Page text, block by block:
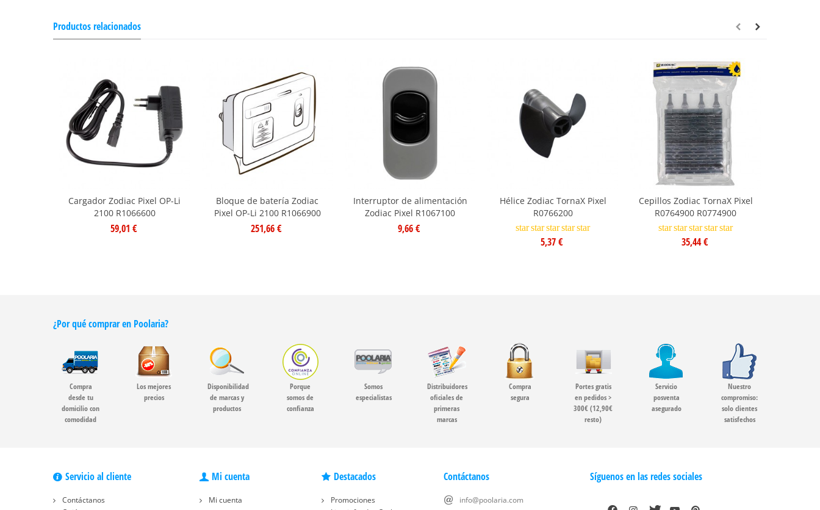
Productos relacionados
Cargador Zodiac Pixel OP-Li
2100 R1066600
59,01 €
Bloque de batería Zodiac
Pixel OP-Li 2100 R1066900
251,66 €
Interruptor de alimentación
Zodiac Pixel R1067100
9,66 €
Hélice Zodiac TornaX Pixel
R0766200
starstarstarstarstar
5,37 €
Cepillos Zodiac TornaX Pixel
R0764900 R0774900
starstarstarstarstar
35,44 €
¿Por qué comprar en Poolaria?
Compra
desde tu
domicilio con
comodidad
Los mejores
precios
Disponibilidad
de marcas y
productos
Porque
somos de
confianza
Somos
especialistas
Distribuidores
oficiales de
primeras
marcas
Compra
segura
Portes gratis
en pedidos >
300€ (12,90€
resto)
Servicio
posventa
asegurado
Nuestro
compromiso:
solo clientes
satisfechos
Servicio al cliente
Contáctanos
Mi cuenta
Mi cuenta
Destacados
Promociones
Contáctanos
info@poolaria.com
Síguenos en las redes sociales